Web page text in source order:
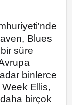
Blues
süre
binlerce
Ellis,
birçok